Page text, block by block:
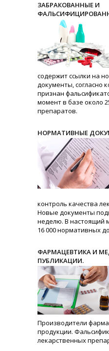
ЗАБРАКОВАННЫЕ И
содержит ссылки на
документы, согласно
признан
момент в базе около
препаратов.
НОРМАТИВНЫЕ
контроль качества
Новые документы
неделю. В настоящий
16 000 нормативных
ФАРМАЦЕВТИКА И
ПУБЛИКАЦИИ.
Производители
продукции.
лекарственных